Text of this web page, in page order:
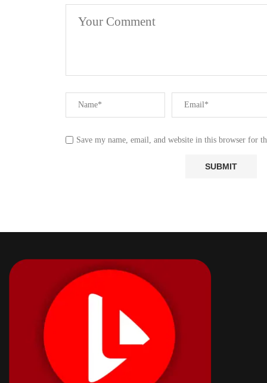
Save my name, email, and website in this browser for